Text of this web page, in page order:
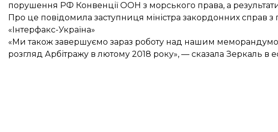
порушення РФ Конвенції ООН з морського права, а
Про це повідомила заступниця міністра закордонних справ
«Інтерфакс-Україна»
«Ми також завершуємо зараз роботу над нашим
розгляд Арбітражу в лютому 2018 року», — сказала Зеркаль в